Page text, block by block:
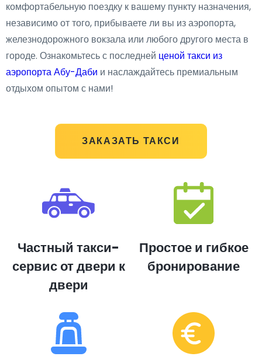
ЗАКАЗАТЬ ТАКСИ
комфортабельную поездку к вашему пункту назначения,
независимо от того, прибываете ли вы из аэропорта,
железнодорожного вокзала или любого другого места в
городе. Ознакомьтесь с последней ценой такси из
аэропорта Абу-Даби и наслаждайтесь премиальным
отдыхом опытом с нами!
Частный такси-
сервис от двери к
двери
Простое и гибкое
бронирование